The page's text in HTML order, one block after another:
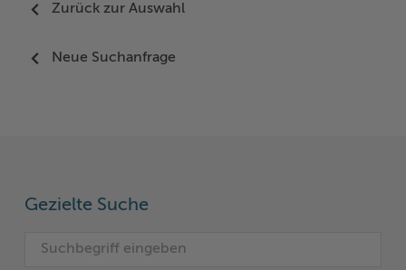
Zurück zur Auswahl
Neue Suchanfrage
Gezielte Suche